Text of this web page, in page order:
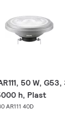
50 W,
h, Plast
AR111 40D